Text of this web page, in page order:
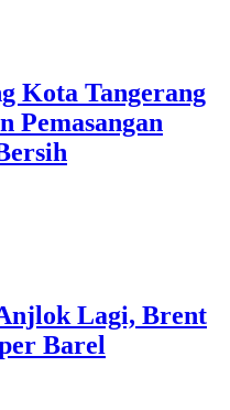
Kota Tangerang
Pemasangan
Lagi, Brent
Barel